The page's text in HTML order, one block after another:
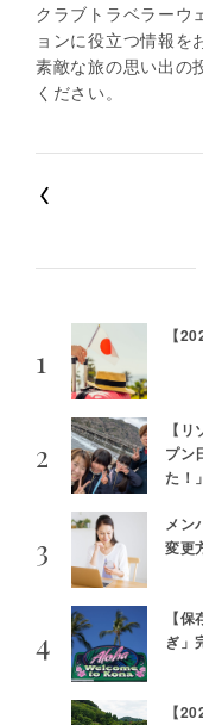
クラブトラベラーウ
ョンに役立つ情報を
素敵な旅の思い出の
ください。
【
【
プン
た！」
メン
変更
【
ぎ」
【